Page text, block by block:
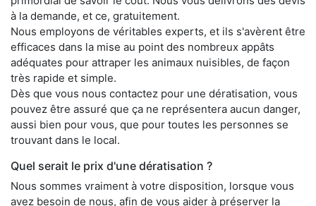
à la demande, et ce, gratuitement.
Nous employons de véritables experts, et ils s'avèrent être
efficaces dans la mise au point des nombreux appâts
adéquates pour attraper les animaux nuisibles, de façon
très rapide et simple.
Dès que vous nous contactez pour une dératisation, vous
pouvez être assuré que ça ne représentera aucun danger,
aussi bien pour vous, que pour toutes les personnes se
trouvant dans le local.
Quel serait le prix d'une dératisation ?
Nous sommes vraiment à votre disposition, lorsque vous
avez besoin de nous, afin de vous aider à préserver la